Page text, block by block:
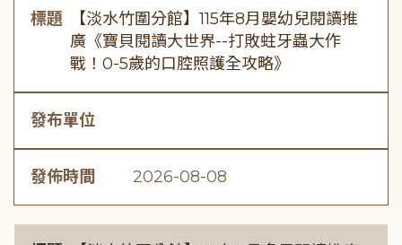
標題
【淡水竹圍分館】115年8月嬰幼兒閱讀推
廣《寶貝閱讀大世界--打敗蛀牙蟲大作
戰！0-5歲的口腔照護全攻略》
發布單位
發佈時間 2026-08-08